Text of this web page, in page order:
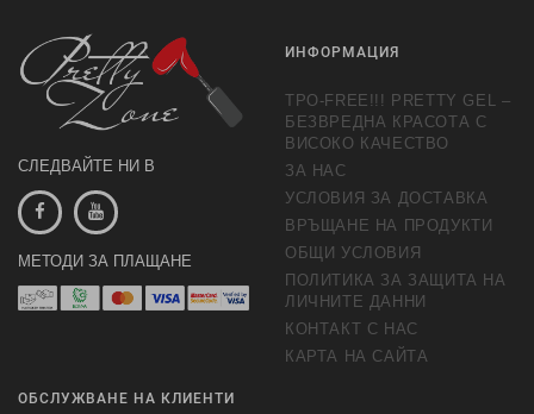
СЛЕДВАЙТЕ НИ В
МЕТОДИ ЗА ПЛАЩАНЕ
ИНФОРМАЦИЯ
TPO-FREE!!! PRETTY GEL –
БЕЗВРЕДНА КРАСОТА С
ВИСОКО КАЧЕСТВО
ЗА НАС
УСЛОВИЯ ЗА ДОСТАВКА
ВРЪЩАНЕ НА ПРОДУКТИ
ОБЩИ УСЛОВИЯ
ПОЛИТИКА ЗА ЗАЩИТА НА
ЛИЧНИТЕ ДАННИ
КОНТАКТ С НАС
КАРТА НА САЙТА
ОБСЛУЖВАНЕ НА КЛИЕНТИ